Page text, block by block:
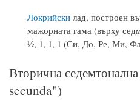
Локрийски лад, построен
мажорната гама (върху
½, 1, 1, 1 (Си, До, Ре, Ми,
Вторична
secunda")